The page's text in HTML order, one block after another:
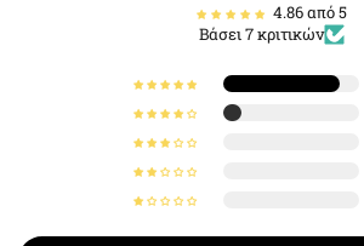
4.86 από 5
Βάσει 7 κριτικών